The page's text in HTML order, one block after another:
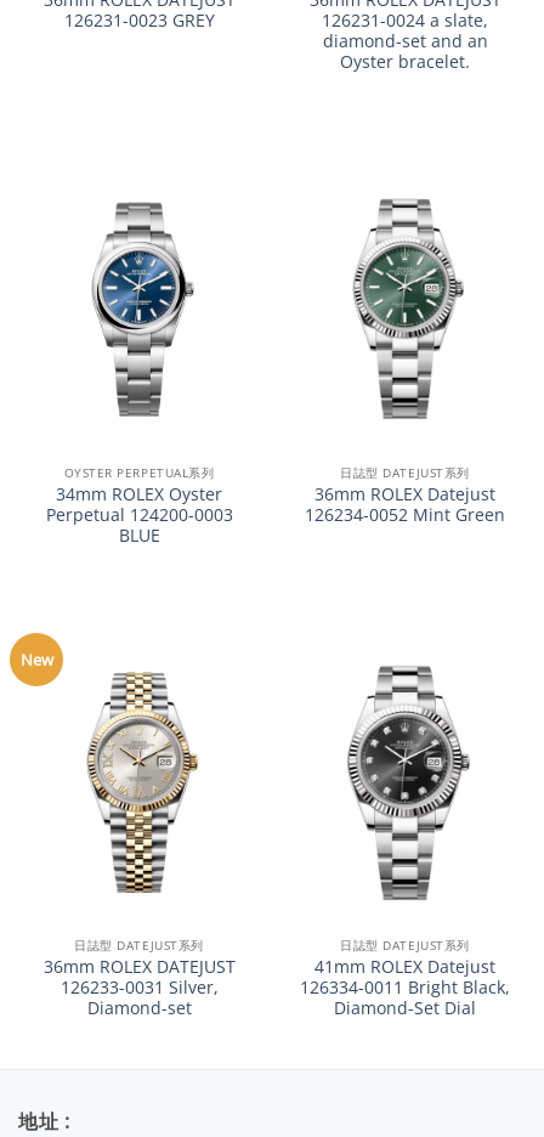
126231-0023 GREY
126231-0024 a slate,
diamond-set and an
Oyster bracelet.
OYSTER PERPETUAL系列
34mm ROLEX Oyster
Perpetual 124200-0003
BLUE
日誌型 DATEJUST系列
36mm ROLEX Datejust
126234-0052 Mint Green
New
日誌型 DATEJUST系列
36mm ROLEX DATEJUST
126233-0031 Silver,
Diamond-set
日誌型 DATEJUST系列
41mm ROLEX Datejust
126334-0011 Bright Black,
Diamond-Set Dial
地址 :